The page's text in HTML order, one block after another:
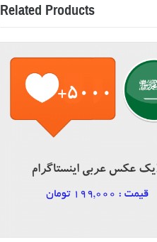
Related Products